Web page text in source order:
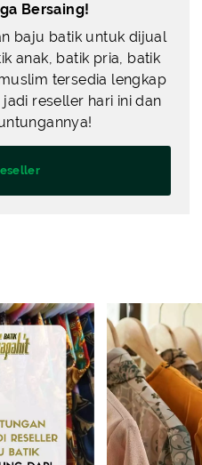
Bersaing!
baju batik untuk dijual
anak, batik pria, batik
tersedia lengkap
reseller hari ini dan